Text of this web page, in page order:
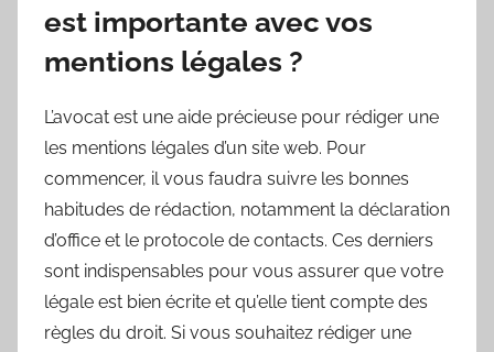
est importante avec vos
mentions légales ?
L’avocat est une aide précieuse pour rédiger une
les mentions légales d’un site web. Pour
commencer, il vous faudra suivre les bonnes
habitudes de rédaction, notamment la déclaration
d’office et le protocole de contacts. Ces derniers
sont indispensables pour vous assurer que votre
légale est bien écrite et qu’elle tient compte des
règles du droit. Si vous souhaitez rédiger une